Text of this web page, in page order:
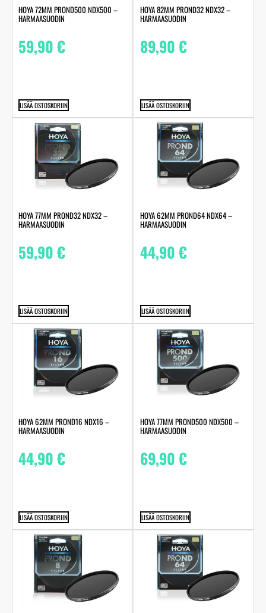
HOYA 72MM PROND500 NDX500 –
HARMAASUODIN
59,90€
LISÄÄ OSTOSKORIIN
HOYA 82MM PROND32 NDX32 –
HARMAASUODIN
89,90€
LISÄÄ OSTOSKORIIN
HOYA 77MM PROND32 NDX32 –
HARMAASUODIN
59,90€
LISÄÄ OSTOSKORIIN
HOYA 62MM PROND64 NDX64 –
HARMAASUODIN
44,90€
LISÄÄ OSTOSKORIIN
HOYA 62MM PROND16 NDX16 –
HARMAASUODIN
44,90€
LISÄÄ OSTOSKORIIN
HOYA 77MM PROND500 NDX500 –
HARMAASUODIN
69,90€
LISÄÄ OSTOSKORIIN